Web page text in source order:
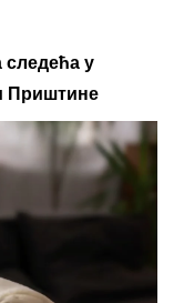
у
Приштине